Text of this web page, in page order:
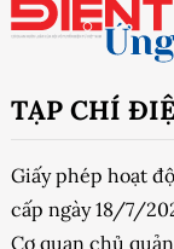
TẠP CHÍ
Giấy phép hoạt
cấp ngày 18/7/
Cơ quan chủ